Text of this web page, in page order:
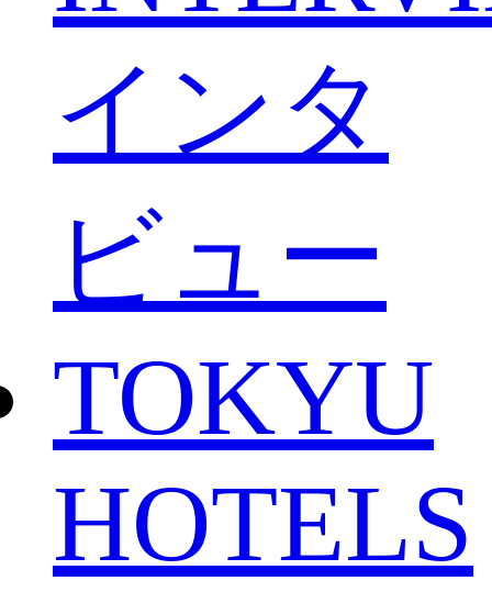
インタ
ビュー
TOKYU
HOTELS